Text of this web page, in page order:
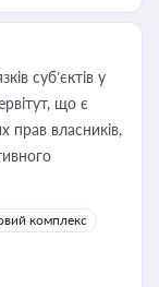
суб’єктів у
що є
прав власників,
комплекс